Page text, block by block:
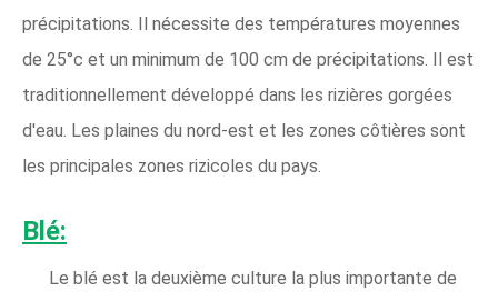
précipitations. Il nécessite des températures moyennes
de 25°c et un minimum de 100 cm de précipitations. Il est
traditionnellement développé dans les rizières gorgées
d'eau. Les plaines du nord-est et les zones côtières sont
les principales zones rizicoles du pays.
Blé:
Le blé est la deuxième culture la plus importante de